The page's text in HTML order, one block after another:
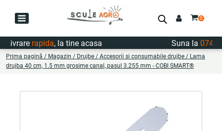
rapida, la tine acasa Suna la
Prima pagină / Magazin / Drujbe / Accesorii si consumabile drujbe / Lama
drujba 40 cm, 1.5 mm grosime canal, pasul 3.255 mm - COBI SMART®